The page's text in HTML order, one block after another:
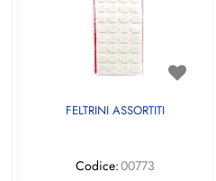
FELTRINI ASSORTITI
Codice:00773